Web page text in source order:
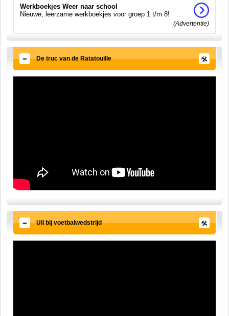
Werkboekjes Weer naar school
Nieuwe, leerzame werkboekjes voor groep 1 t/m 8!
(Advertentie)
De truc van de Ratatouille
Uil bij voetbalwedstrijd